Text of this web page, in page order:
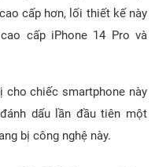
cấp hơn, lối thiết kế này
cấp iPhone 14 Pro và
cho chiếc smartphone này
dấu lần đầu tiên một
bị công nghệ này.